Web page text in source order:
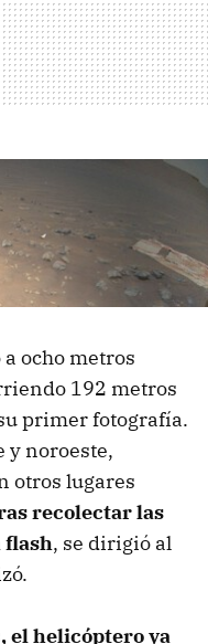
ocho metros
192 metros
primer fotografía.
y noroeste,
otros lugares
recolectar las
flash, se dirigió al
, el helicóptero ya